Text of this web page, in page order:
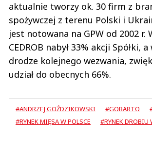
aktualnie tworzy ok. 30 firm z
spożywczej z terenu Polski i
jest notowana na GPW od 2002 r.
CEDROB nabył 33% akcji Spółki,
drodze kolejnego wezwania,
udział do obecnych 66%.
#ANDRZEJ GOŹDZIKOWSKI #GOBARTO
#RYNEK MIĘSA W POLSCE
#RYNEK DROBIU